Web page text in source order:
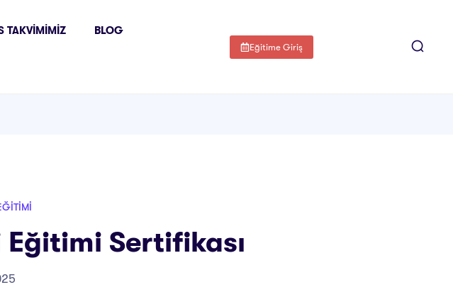
TAKVIMIMIZ BLOG
Eğitime Giriş
Sertifikası